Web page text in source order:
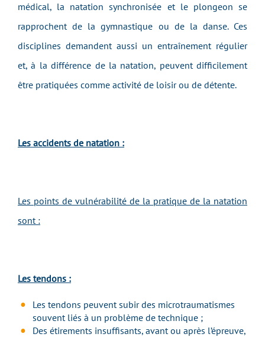
médical, la natation synchronisée et le plongeon se
rapprochent de la gymnastique ou de la danse. Ces
disciplines demandent aussi un entraînement régulier
et, à la différence de la natation, peuvent difficilement
être pratiquées comme activité de loisir ou de détente.
Les accidents de natation :
Les points de vulnérabilité de la pratique de la natation
sont :
Les tendons :
Les tendons peuvent subir des microtraumatismes
souvent liés à un problème de technique ;
Des étirements insuffisants, avant ou après l’épreuve,